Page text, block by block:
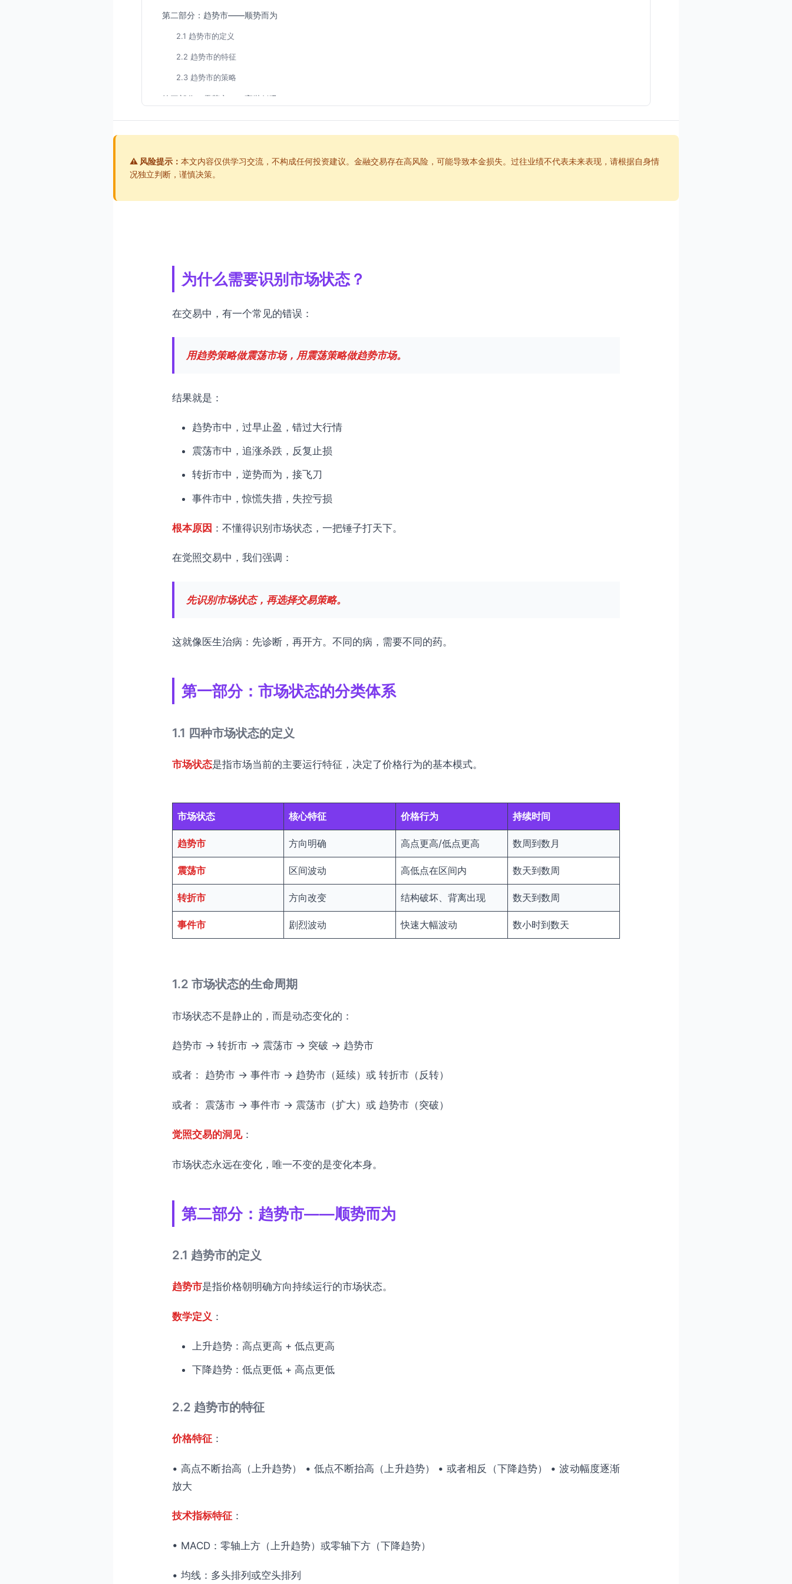
第二部分：趋势市——顺势而为
2.1 趋势市的定义
2.2 趋势市的特征
2.3 趋势市的策略
第三部分：震荡市——高抛低吸
3.1 震荡市的定义
3.3 震荡市的策略
4.1 转折市的定义
第五部分：事件市——降低风险
5.1 事件市的定义
5.2 事件市的特征
第六部分：市场状态的识别方法
6.2 市场状态判断表
7.1 趋势市 → 震荡市
7.2 震荡市 → 趋势市
7.3 趋势市 → 转折市
7.4 任何状态 → 事件市
8.2 照见状态转换
常见问题解答
⚠️ 风险提示： 本文内容仅供学习交流，不构成任何投资建议。金融交易存在高风险，可能导致本金损失。过往业绩不代表未来表现，请根据自身情
况独立判断，谨慎决策。
为什么需要识别市场状态？
在交易中，有一个常见的错误：
用趋势策略做震荡市场，用震荡策略做趋势市场。
结果就是：
趋势市中，过早止盈，错过大行情
震荡市中，追涨杀跌，反复止损
转折市中，逆势而为，接飞刀
事件市中，惊慌失措，失控亏损
根本原因 ：不懂得识别市场状态，一把锤子打天下。
在觉照交易中，我们强调：
先识别市场状态，再选择交易策略。
这就像医生治病：先诊断，再开方。不同的病，需要不同的药。
第一部分：市场状态的分类体系
1.1 四种市场状态的定义
市场状态是指市场当前的主要运行特征，决定了价格行为的基本模式。
市场状态 核心特征 价格行为 持续时间
趋势市 方向明确 高点更高/低点更高 数周到数月
震荡市 区间波动 高低点在区间内 数天到数周
转折市 方向改变 结构破坏、背离出现 数天到数周
事件市 剧烈波动 快速大幅波动 数小时到数天
1.2 市场状态的生命周期
市场状态不是静止的，而是动态变化的：
趋势市 → 转折市 → 震荡市 → 突破 → 趋势市
或者： 趋势市 → 事件市 → 趋势市（延续）或 转折市（反转）
或者： 震荡市 → 事件市 → 震荡市（扩大）或 趋势市（突破）
觉照交易的洞见：
市场状态永远在变化，唯一不变的是变化本身。
第二部分：趋势市——顺势而为
2.1 趋势市的定义
趋势市是指价格朝明确方向持续运行的市场状态。
数学定义 ：
上升趋势：高点更高 + 低点更高
下降趋势：低点更低 + 高点更低
2.2 趋势市的特征
价格特征 ：
• 高点不断抬高（上升趋势） • 低点不断抬高（上升趋势） • 或者相反（下降趋势） • 波动幅度逐渐
放大
技术指标特征 ：
• MACD：零轴上方（上升趋势）或零轴下方（下降趋势）
• 均线：多头排列或空头排列